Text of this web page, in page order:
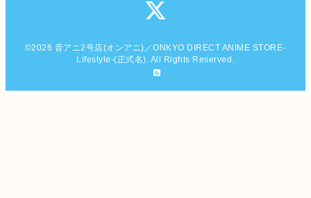
©2026 音アニ2号店(オンアニ)／ONKYO DIRECT ANIME STORE-
Lifestyle-(正式名). All Rights Reserved.